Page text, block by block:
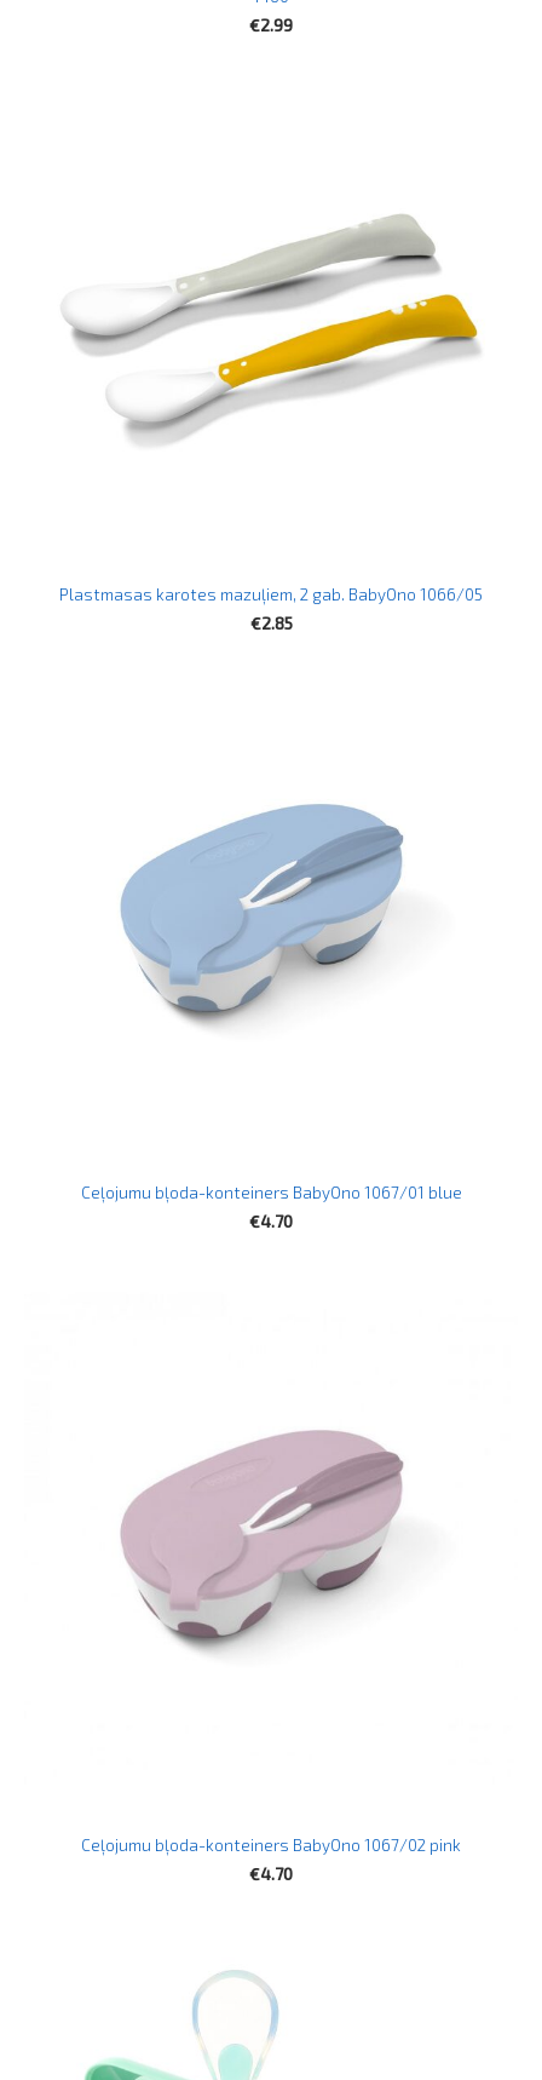
€2.99
Plastmasas karotes mazuļiem, 2 gab. BabyOno 1066/05
€2.85
Ceļojumu bļoda-konteiners BabyOno 1067/01 blue
€4.70
Ceļojumu bļoda-konteiners BabyOno 1067/02 pink
€4.70